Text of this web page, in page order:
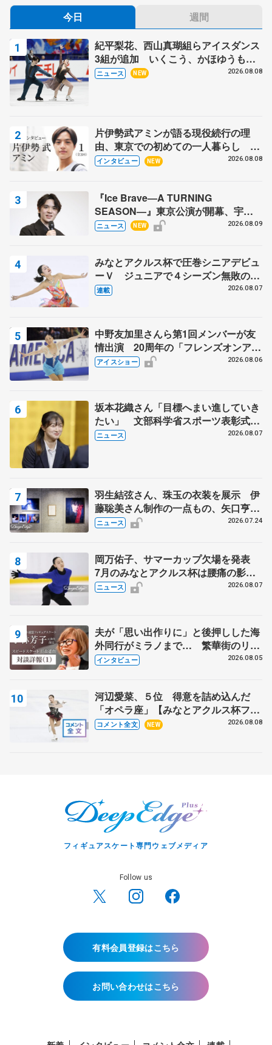
今日 週間
紀平梨花、西山真瑚組らアイスダンス
3組が追加 いくこう、かほゆうも、
木下グループ杯
ニュース NEW 2026.08.08
片伊勢武アミンが語る現役続行の理
由、東京での初めての一人暮らし 注
目スケーターの「今」に迫る
インタビュー NEW 2026.08.08
『Ice Brave―A TURNING
SEASON―』東京公演が開幕、宇野
昌磨の『Ice Brave』にかける思いを
ニュース NEW 2026.08.09
みなとアクルス杯で圧巻シニアデビュ
ーＶ ジュニアで４シーズン無敗の島
田麻央
連載 2026.08.07
中野友加里さんら第1回メンバーが友
情出演 20周年の「フレンズオンアイ
ス」 宮本賢二さん、有川梨絵さん、
アイスショー 2026.08.06
坂本花織さん「目標へまい進していき
たい」 文部科学省スポーツ表彰式で
代表謝辞
ニュース 2026.08.07
羽生結弦さん、珠玉の衣装を展示 伊
藤聡美さん制作の一点もの、矢口亨さ
んが撮影
ニュース 2026.07.24
岡万佑子、サマーカップ欠場を発表
7月のみなとアクルス杯は腰痛の影響
で
ニュース 2026.08.07
夫が「思い出作りに」と後押しした海
外同行がミラノまで… 繁華街のリン
クでは不良のお兄さんも味方に 小林
インタビュー 2026.08.05
河辺愛菜、５位 得意を詰め込んだ
「オペラ座」【みなとアクルス杯フリ
ー】
コメント全文 NEW 2026.08.08
フィギュアスケート専門ウェブメディア
Follow us
有料会員登録はこちら
お問い合わせはこちら